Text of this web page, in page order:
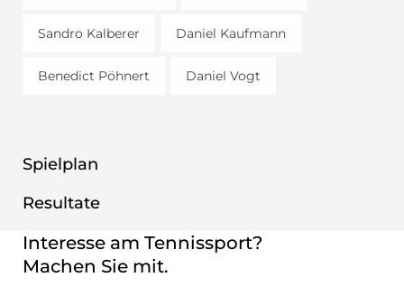
Sandro Kalberer Daniel Kaufmann
Benedict Pöhnert Daniel Vogt
Spielplan
Resultate
Interesse am Tennissport?
Machen Sie mit.